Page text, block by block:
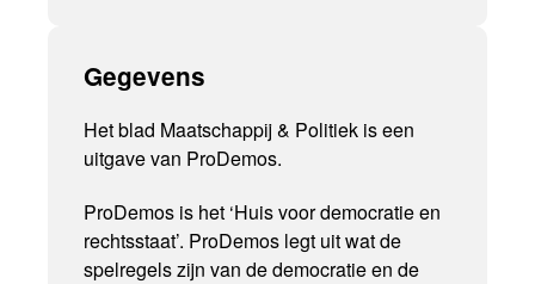
Gegevens
Het blad Maatschappij & Politiek is een
uitgave van ProDemos.
ProDemos is het ‘Huis voor democratie en
rechtsstaat’. ProDemos legt uit wat de
spelregels zijn van de democratie en de